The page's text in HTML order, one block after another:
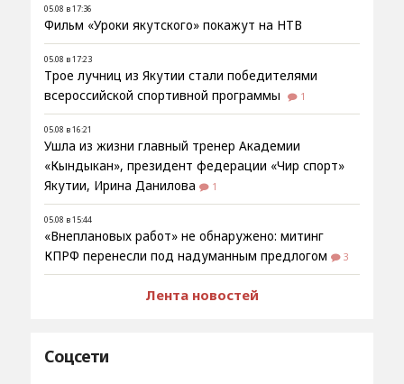
05.08 в 17:36
Фильм «Уроки якутского» покажут на НТВ
05.08 в 17:23
Трое лучниц из Якутии стали победителями
всероссийской спортивной программы
1
05.08 в 16:21
Ушла из жизни главный тренер Академии
«Кындыкан», президент федерации «Чир спорт»
Якутии, Ирина Данилова
1
05.08 в 15:44
«Внеплановых работ» не обнаружено: митинг
КПРФ перенесли под надуманным предлогом
3
Лента новостей
Соцсети